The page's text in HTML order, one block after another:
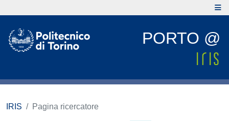
PORTO @
IRIS Pagina ricercatore